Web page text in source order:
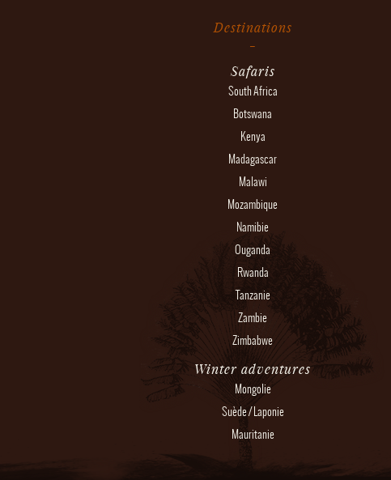
Destinations
Safaris
South Africa
Botswana
Kenya
Madagascar
Malawi
Mozambique
Namibie
Ouganda
Rwanda
Tanzanie
Zambie
Zimbabwe
Winter adventures
Mongolie
Suède / Laponie
Mauritanie